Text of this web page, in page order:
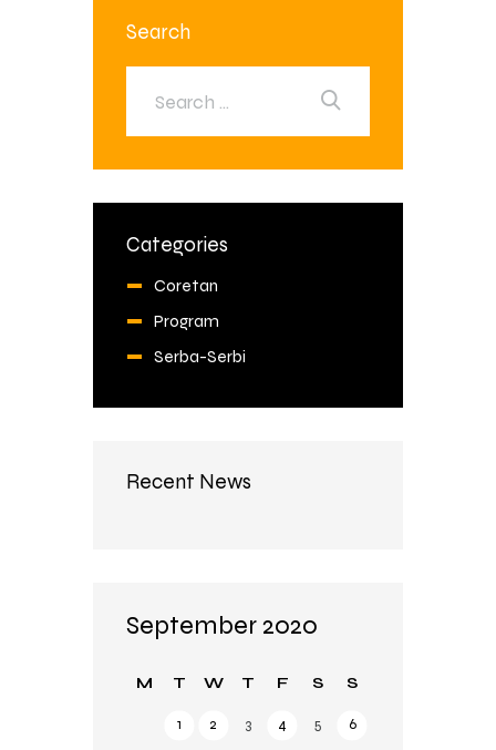
Search
Categories
Coretan
Program
Serba-Serbi
Recent News
September 2020
M T W T F S S
1 2 3 4 5
6